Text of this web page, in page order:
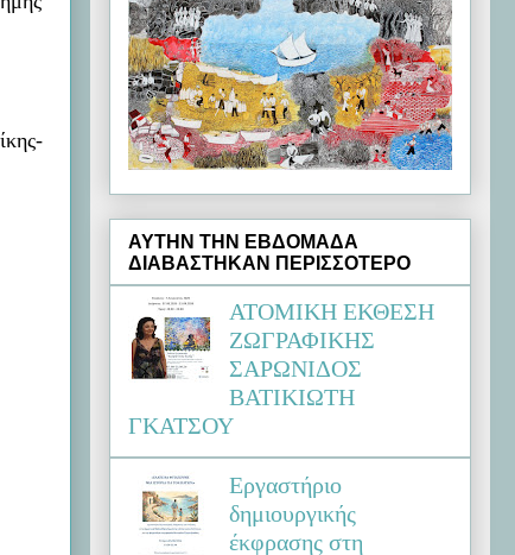
ΑΥΤΗΝ ΤΗΝ ΕΒΔΟΜΑΔΑ
ΔΙΑΒΑΣΤΗΚΑΝ ΠΕΡΙΣΣΟΤΕΡΟ
ΑΤΟΜΙΚΗ ΕΚΘΕΣΗ
ΖΩΓΡΑΦΙΚΗΣ
ΣΑΡΩΝΙΔΟΣ
ΒΑΤΙΚΙΩΤΗ
ΓΚΑΤΣΟΥ
Εργαστήριο
δημιουργικής
έκφρασης στη